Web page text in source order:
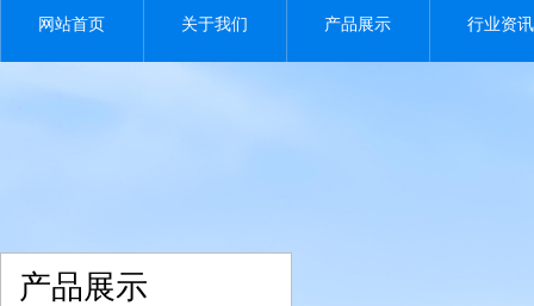
网站首页 关于我们 产品展示 行业资讯
产品展示